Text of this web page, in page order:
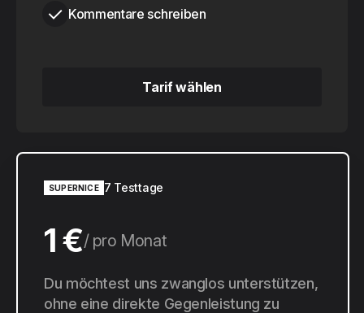
Kommentare schreiben
Tarif wählen
SUPERNICE 7 Testtage
1 € pro Monat
10 € pro Jahr
Du möchtest uns zwanglos unterstützen,
ohne eine direkte Gegenleistung zu